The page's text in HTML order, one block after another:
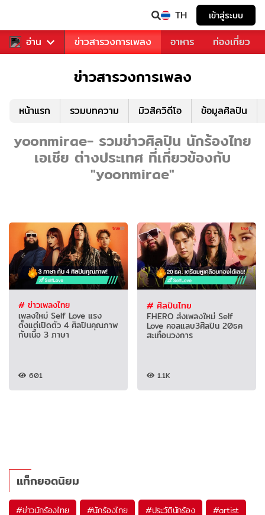
TH เข้าสู่ระบบ
อ่าน
ข่าวบันเทิง ข่าวสารวงการเพลง อาหาร ท่องเที่ยว
ข่าวสารวงการเพลง
หน้าแรก รวมบทความ มิวสิควิดีโอ ข้อมูลศิลปิน
yoonmirae- รวมข่าวศิลปิน นักร้องไทย
เอเชีย ต่างประเทศ ที่เกี่ยวข้องกับ
"yoonmirae"
# ข่าวเพลงไทย
เพลงใหม่ Self Love แรง
ตั้งแต่เปิดตัว 4 ศิลปินคุณภาพ
กับเนื้อ 3 ภาษา
601
# ศิลปินไทย
F.HERO ส่งเพลงใหม่ Self
Love คอลแลบ3ศิลปิน 20ธค
สะเทือนวงการ
1.1K
แท็กยอดนิยม
#ข่าวนักร้องไทย #นักร้องไทย #ประวัตินักร้อง #artist